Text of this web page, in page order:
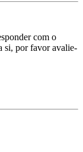
com o
si, por favor avalie-